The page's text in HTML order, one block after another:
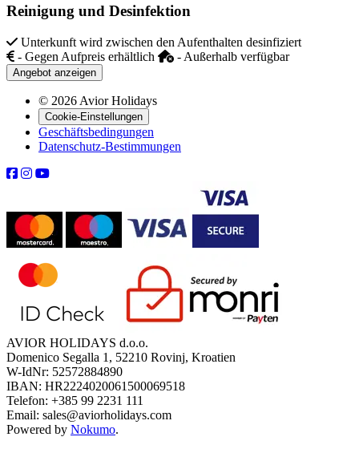
Reinigung und Desinfektion
Unterkunft wird zwischen den Aufenthalten desinfiziert
- Gegen Aufpreis erhältlich
- Außerhalb verfügbar
Angebot anzeigen
© 2026 Avior Holidays
Cookie-Einstellungen
Geschäftsbedingungen
Datenschutz-Bestimmungen
AVIOR HOLIDAYS d.o.o.
Domenico Segalla 1, 52210 Rovinj, Kroatien
W-IdNr: 52572884890
IBAN: HR2224020061500069518
Telefon: +385 99 2231 111
Email: sales@aviorholidays.com
Powered by Nokumo.